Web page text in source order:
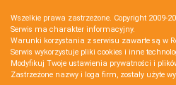
Wszelkie prawa zastrzeżone. Copyright 2009-
Serwis ma charakter informacyjny.
Warunki korzystania z serwisu zawarte są w
Serwis wykorzystuje pliki cookies i inne
Modyfikuj Twoje ustawienia prywatności i
Zastrzeżone nazwy i loga firm, zostały użyte